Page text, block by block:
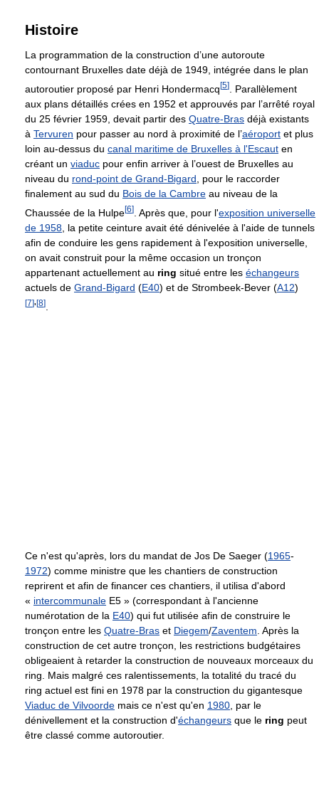
Histoire
La programmation de la construction d’une autoroute
contournant Bruxelles date déjà de 1949, intégrée dans le plan
autoroutier proposé par Henri Hondermacq [5]
. Parallèlement
aux plans détaillés crées en 1952 et approuvés par l’arrêté royal
du 25 février 1959, devait partir des Quatre-Bras déjà existants
à Tervuren pour passer au nord à proximité de l’aéroport et plus
loin au-dessus du canal maritime de Bruxelles à l'Escaut en
créant un viaduc pour enfin arriver à l’ouest de Bruxelles au
niveau du rond-point de Grand-Bigard , pour le raccorder
finalement au sud du Bois de la Cambre au niveau de la
Chaussée de la Hulpe[6] . Après que, pour l'exposition universelle
de 1958 , la petite ceinture avait été dénivelée à l'aide de tunnels
afin de conduire les gens rapidement à l'exposition universelle,
on avait construit pour la même occasion un tronçon
appartenant actuellement au ring situé entre les échangeurs
actuels de Grand-Bigard (E40) et de Strombeek-Bever (A12)
[7]'[8]
Ce n'est qu'après, lors du mandat de Jos De Saeger (1965-
1972) comme ministre que les chantiers de construction
reprirent et afin de financer ces chantiers, il utilisa d'abord
« intercommunale E5 » (correspondant à l'ancienne
numérotation de la E40) qui fut utilisée afin de construire le
tronçon entre les Quatre-Bras et Diegem/Zaventem. Après la
construction de cet autre tronçon, les restrictions budgétaires
obligeaient à retarder la construction de nouveaux morceaux du
ring. Mais malgré ces ralentissements, la totalité du tracé du
ring actuel est fini en 1978 par la construction du gigantesque
Viaduc de Vilvoorde mais ce n'est qu'en 1980, par le
dénivellement et la construction d'échangeurs que le ring peut
être classé comme autoroutier.